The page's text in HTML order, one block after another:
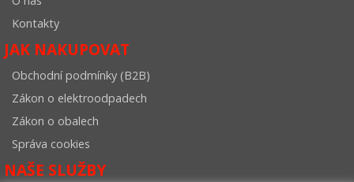
Kontakty
JAK NAKUPOVAT
Obchodní podmínky (B2B)
Zákon o elektroodpadech
Zákon o obalech
Správa cookies
NAŠE SLUŽBY